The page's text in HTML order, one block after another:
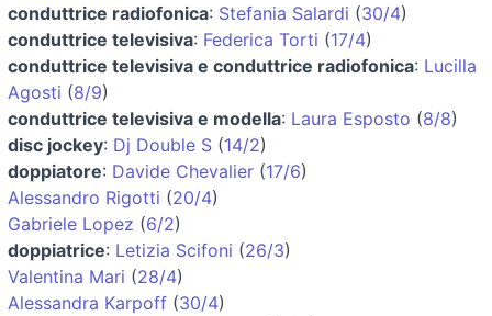
conduttrice radiofonica: Stefania Salardi (30/4)
conduttrice televisiva: Federica Torti (17/4)
conduttrice televisiva e conduttrice radiofonica: Lucilla
Agosti (8/9)
conduttrice televisiva e modella: Laura Esposto (8/8)
disc jockey: Dj Double S (14/2)
doppiatore: Davide Chevalier (17/6)
Alessandro Rigotti (20/4)
Gabriele Lopez (6/2)
doppiatrice: Letizia Scifoni (26/3)
Valentina Mari (28/4)
Alessandra Karpoff (30/4)